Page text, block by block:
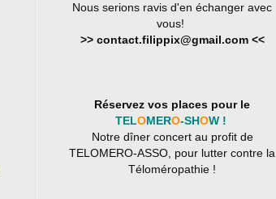
Nous serions ravis d'en échanger avec
vous!
>> contact.filippix@gmail.com <<
Réservez vos places pour le
TELOMERO-SHOW !
Notre dîner concert au profit de
TELOMERO-ASSO, pour lutter contre la
Téloméropathie !